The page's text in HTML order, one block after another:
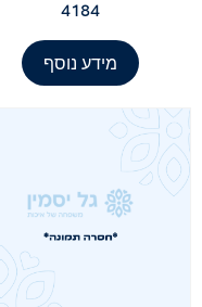
4184
מידע נוסף